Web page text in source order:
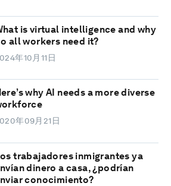
is virtual intelligence and why
all workers need it?
年10月11日
why AI needs a more diverse
年09月21日
trabajadores inmigrantes ya
dinero a casa, ¿podrían
conocimiento?